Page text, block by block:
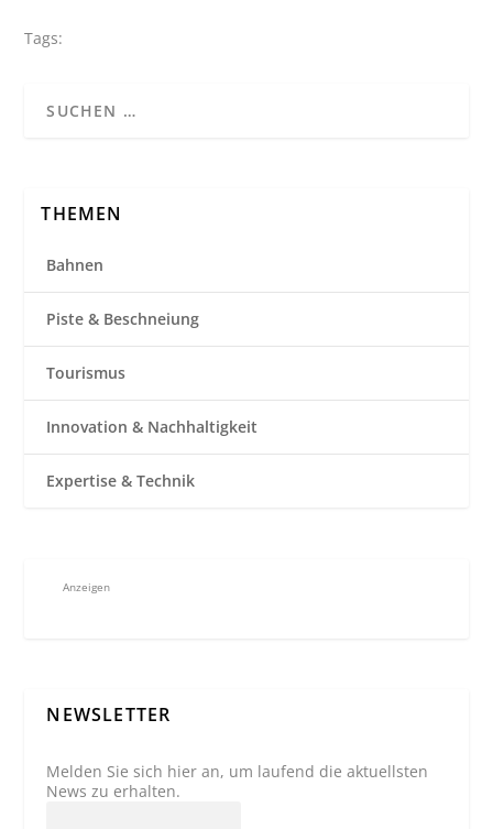
Tags:
THEMEN
Bahnen
Piste & Beschneiung
Tourismus
Innovation & Nachhaltigkeit
Expertise & Technik
Anzeigen
NEWSLETTER
Melden Sie sich hier an, um laufend die aktuellsten
News zu erhalten.